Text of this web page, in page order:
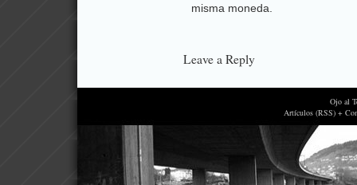
misma moneda.
Leave a Reply
Ojo al
Artículos (RSS) +